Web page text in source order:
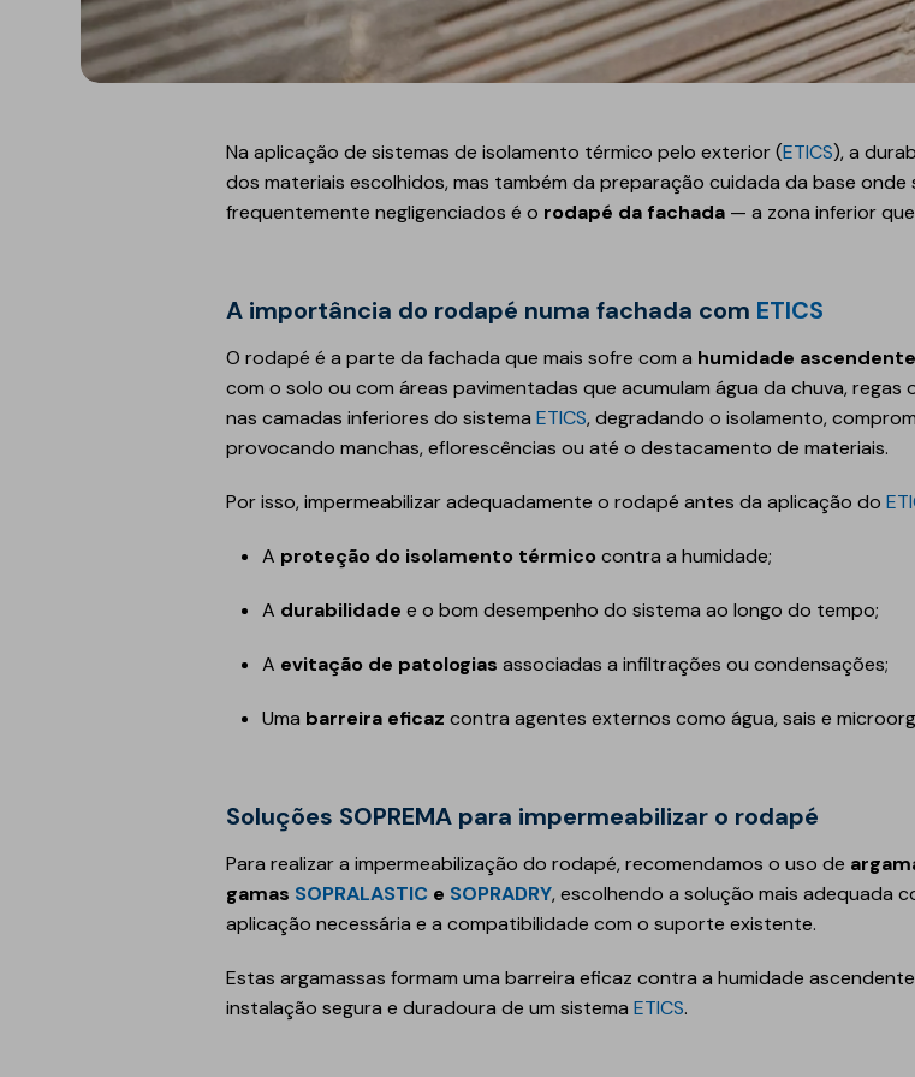
Refletivo
Ruído de impacto
Tubagens
Acessórios
Geotêxteis
Produtos de selagem
Membranas sintéticas
Complementos e
acessórios
Túneis e fundações
Manutenção de estradas
Obras hidráulicas
Pontes e parques de
Equipamentos de
Na aplicação de sistemas de isolamento térmico pelo exterior (ETICS), a
dos materiais escolhidos, mas também da preparação cuidada da base
frequentemente negligenciados é o rodapé da fachada — a zona inferior
A importância do rodapé numa fachada com ETICS
O rodapé é a parte da fachada que mais sofre com a humidade
com o solo ou com áreas pavimentadas que acumulam água da chuva,
nas camadas inferiores do sistemaETICS, degradando o isolamento,
provocando manchas, eflorescências ou até o destacamento de materiais.
Por isso, impermeabilizar adequadamente o rodapé antes da aplicação do
A proteção do isolamento térmico contra a humidade;
A durabilidade e o bom desempenho do sistema ao longo do tempo;
A evitação de patologias associadas a infiltrações ou condensações;
Uma barreira eficaz contra agentes externos como água, sais e
Soluções SOPREMA para impermeabilizar o rodapé
Para realizar a impermeabilização do rodapé, recomendamos o uso de
gamas SOPRALASTIC e SOPRADRY, escolhendo a solução mais adequada
aplicação necessária e a compatibilidade com o suporte existente.
Estas argamassas formam uma barreira eficaz contra a humidade
instalação segura e duradoura de um sistemaETICS.